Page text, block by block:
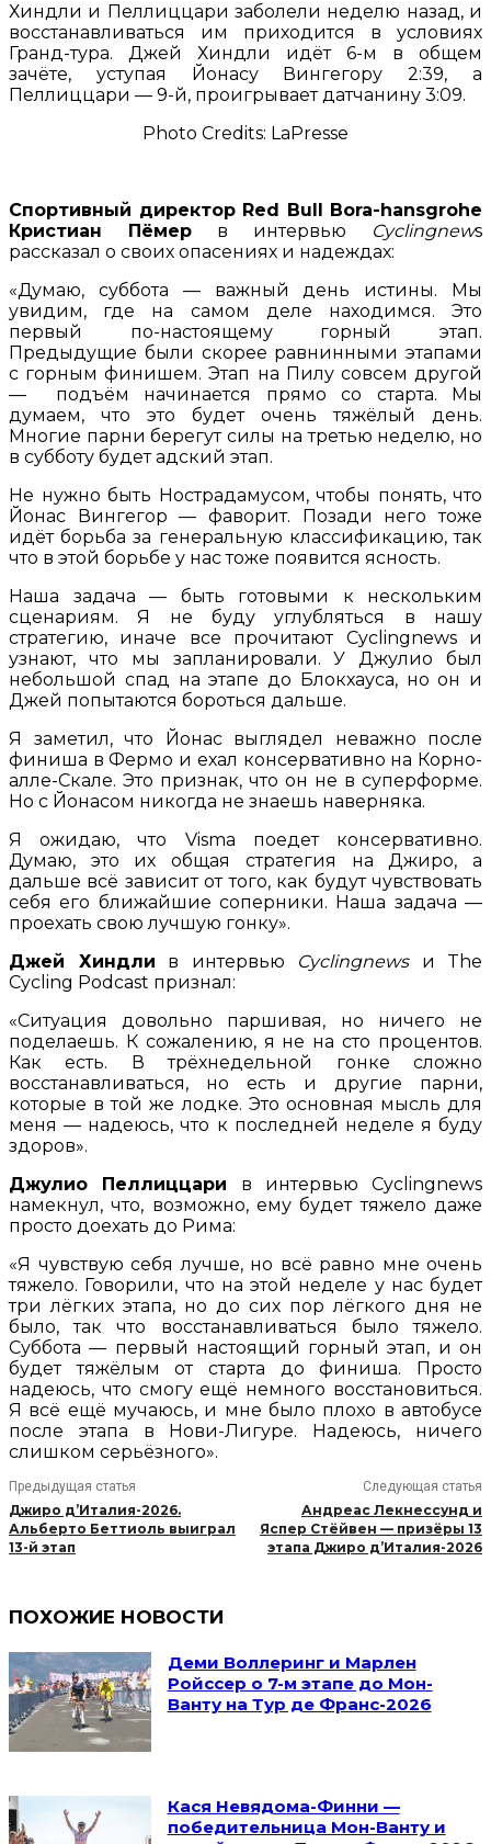
Хиндли и Пеллиццари заболели неделю назад, и
восстанавливаться им приходится в условиях
Гранд-тура. Джей Хиндли идёт 6-м в общем
зачёте, уступая Йонасу Вингегору 2:39, а
Пеллиццари — 9-й, проигрывает датчанину 3:09.
Photo Credits: LaPresse
Спортивный директор Red Bull Bora-hansgrohe
Кристиан Пёмер в интервью Cyclingnews
рассказал о своих опасениях и надеждах:
«Думаю, суббота — важный день истины. Мы
увидим, где на самом деле находимся. Это
первый по-настоящему горный этап.
Предыдущие были скорее равнинными этапами
с горным финишем. Этап на Пилу совсем другой
— подъём начинается прямо со старта. Мы
думаем, что это будет очень тяжёлый день.
Многие парни берегут силы на третью неделю, но
в субботу будет адский этап.
Не нужно быть Нострадамусом, чтобы понять, что
Йонас Вингегор — фаворит. Позади него тоже
идёт борьба за генеральную классификацию, так
что в этой борьбе у нас тоже появится ясность.
Наша задача — быть готовыми к нескольким
сценариям. Я не буду углубляться в нашу
стратегию, иначе все прочитают Cyclingnews и
узнают, что мы запланировали. У Джулио был
небольшой спад на этапе до Блокхауса, но он и
Джей попытаются бороться дальше.
Я заметил, что Йонас выглядел неважно после
финиша в Фермо и ехал консервативно на Корно-
алле-Скале. Это признак, что он не в суперформе.
Но с Йонасом никогда не знаешь наверняка.
Я ожидаю, что Visma поедет консервативно.
Думаю, это их общая стратегия на Джиро, а
дальше всё зависит от того, как будут чувствовать
себя его ближайшие соперники. Наша задача —
проехать свою лучшую гонку».
Джей Хиндли в интервью Cyclingnewsи The
Cycling Podcast признал:
«Ситуация довольно паршивая, но ничего не
поделаешь. К сожалению, я не на сто процентов.
Как есть. В трёхнедельной гонке сложно
восстанавливаться, но есть и другие парни,
которые в той же лодке. Это основная мысль для
меня — надеюсь, что к последней неделе я буду
здоров».
Джулио Пеллиццари в интервью Cyclingnews
намекнул, что, возможно, ему будет тяжело даже
просто доехать до Рима:
«Я чувствую себя лучше, но всё равно мне очень
тяжело. Говорили, что на этой неделе у нас будет
три лёгких этапа, но до сих пор лёгкого дня не
было, так что восстанавливаться было тяжело.
Суббота — первый настоящий горный этап, и он
будет тяжёлым от старта до финиша. Просто
надеюсь, что смогу ещё немного восстановиться.
Я всё ещё мучаюсь, и мне было плохо в автобусе
после этапа в Нови-Лигуре. Надеюсь, ничего
слишком серьёзного».
Предыдущая статья
Джиро д’Италия-2026.
Альберто Беттиоль выиграл
13-й этап
Следующая статья
Андреас Лекнессунд и
Яспер Стёйвен — призёры 13
этапа Джиро д’Италия-2026
ПОХОЖИЕ НОВОСТИ
Деми Воллеринг и Марлен
Ройссер о 7-м этапе до Мон-
Ванту на Тур де Франс-2026
Кася Невядома-Финни —
победительница Мон-Ванту и